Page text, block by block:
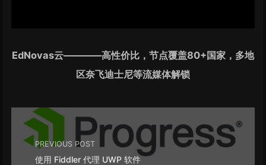
EdNovas云————高性价比，节点覆盖80+国家，多地
区奈飞迪士尼等流媒体解锁
PREVIOUS POST
使用 Fiddler 代理 UWP 软件